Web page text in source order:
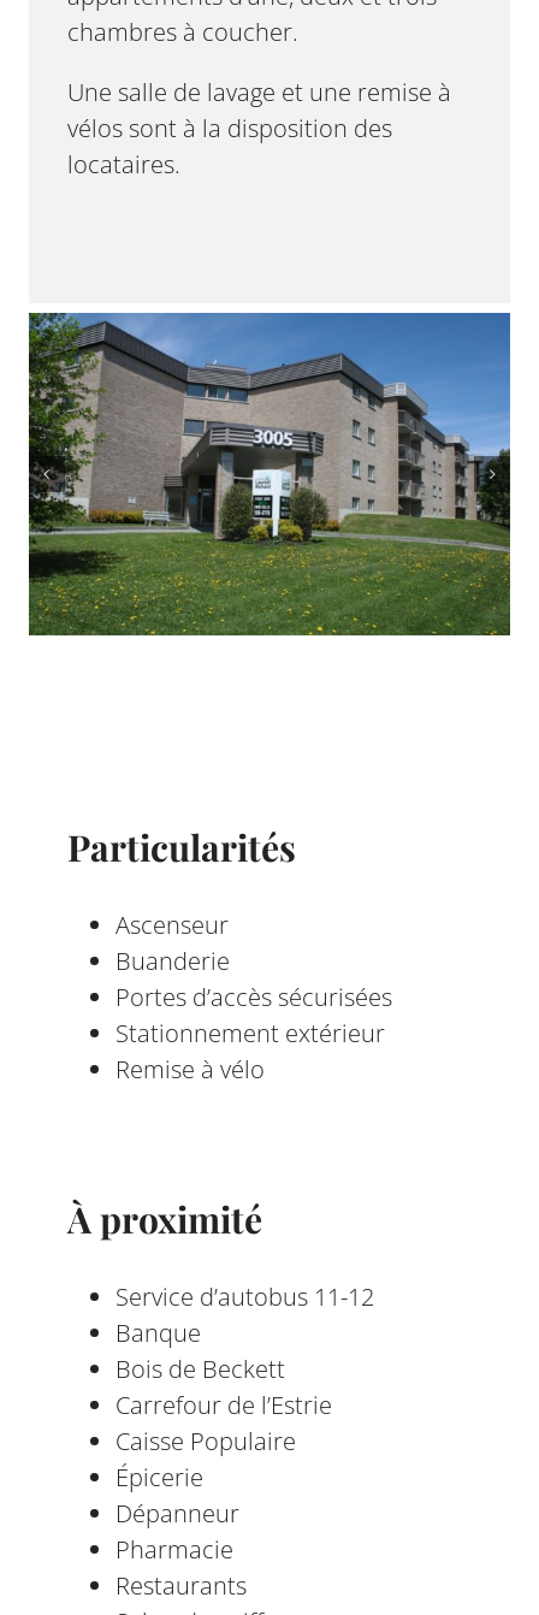
chambres à coucher.
Une salle de lavage et une remise à
vélos sont à la disposition des
locataires.
Particularités
Ascenseur
Buanderie
Portes d’accès sécurisées
Stationnement extérieur
Remise à vélo
À proximité
Service d’autobus 11-12
Banque
Bois de Beckett
Carrefour de l’Estrie
Caisse Populaire
Épicerie
Dépanneur
Pharmacie
Restaurants